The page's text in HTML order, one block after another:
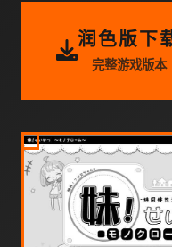
润色版下
完整游戏版本